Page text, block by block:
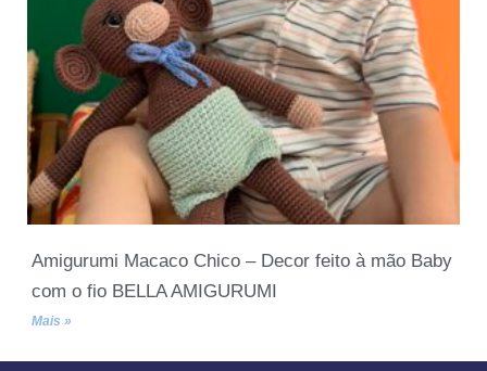
Amigurumi Macaco Chico – Decor feito à mão Baby
com o fio BELLA AMIGURUMI
Mais »